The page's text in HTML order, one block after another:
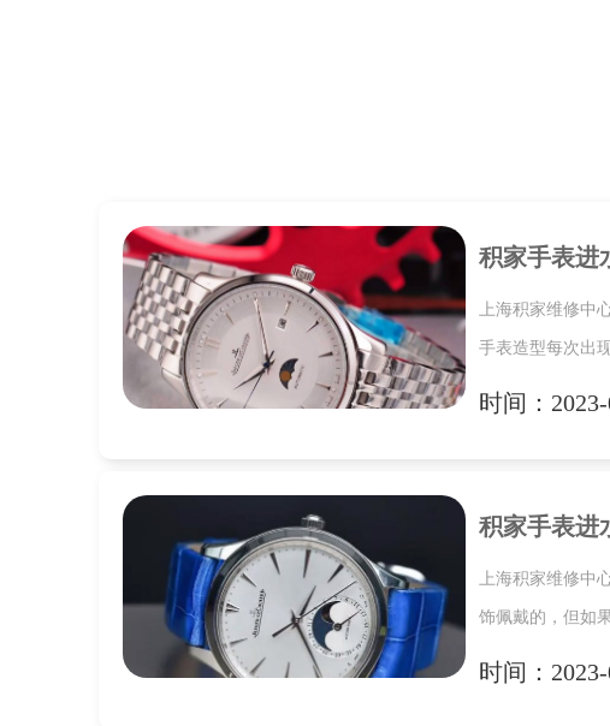
积家手表进
上海积家维修中
手表造型每次出
时间：
积家手表进
上海积家维修中
饰佩戴的，但如
时间：